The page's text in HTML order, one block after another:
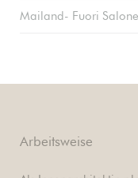
Mailand- Fuori
Arbeitsweise